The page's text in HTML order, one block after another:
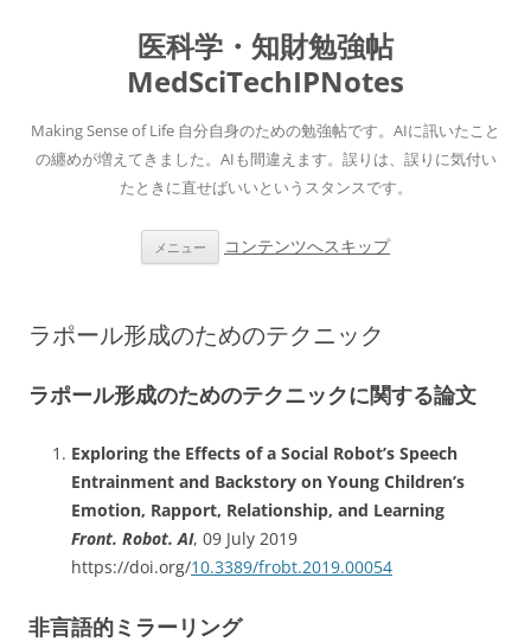
医科学・知財勉強帖
MedSciTechIPNotes
Making Sense of Life 自分自身のための勉強帖です。AIに訊いたこと
の纏めが増えてきました。AIも間違えます。誤りは、誤りに気付い
たときに直せばいいというスタンスです。
メニュー コンテンツへスキップ
ラポール形成のためのテクニック
ラポール形成のためのテクニックに関する論文
Exploring the Effects of a Social Robot’s Speech
Entrainment and Backstory on Young Children’s
Emotion, Rapport, Relationship, and Learning
Front. Robot. AI, 09 July 2019
https://doi.org/10.3389/frobt.2019.00054
非言語的ミラーリング